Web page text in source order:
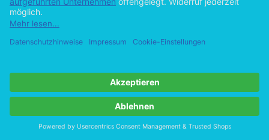
Hilfe/FAQ
Impressum
AGB
Copyright ©Imprint in der Bedey & Thoms Media GmbH
powered
byOpen Publishing